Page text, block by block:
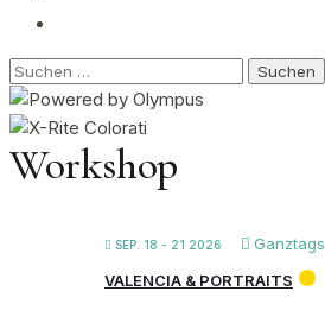
Suchen
nach:
Workshop
SEP. 18 - 21 2026
Ganztags
VALENCIA & PORTRAITS